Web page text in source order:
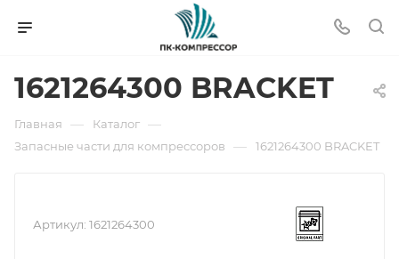
1621264300 BRACKET
Главная — Каталог —
Запасные части для компрессоров — 1621264300 BRACKET
Артикул: 1621264300